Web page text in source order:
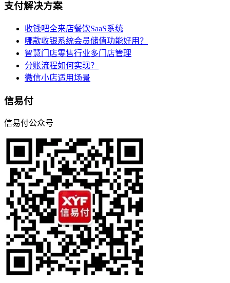
支付解决方案
收钱吧全来店餐饮SaaS系统
哪款收银系统会员储值功能好用？
智慧门店零售行业多门店管理
分账流程如何实现？
微信小店适用场景
信易付
信易付公众号